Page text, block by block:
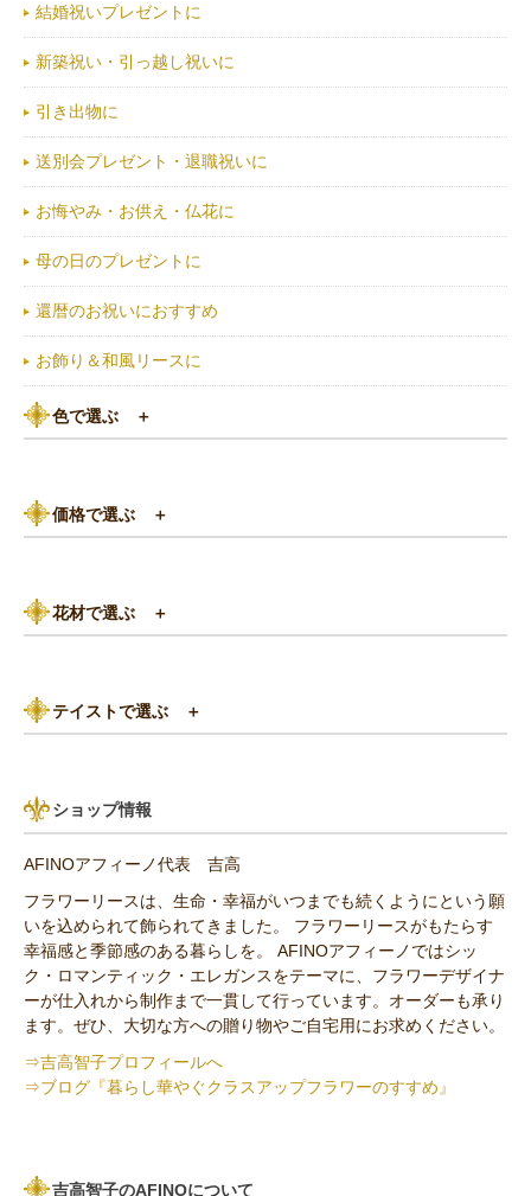
結婚祝いプレゼントに
新築祝い・引っ越し祝いに
引き出物に
送別会プレゼント・退職祝いに
お悔やみ・お供え・仏花に
母の日のプレゼントに
還暦のお祝いにおすすめ
お飾り＆和風リースに
色で選ぶ ＋
黄色・オレンジ系
赤（レッド）系
グリーン（緑色）系
価格で選ぶ ＋
3,000円～5,000円
8,000円～10,000円
花材で選ぶ ＋
あじさい
ひまわり
その他の花材
セミオーダー作品
テイストで選ぶ ＋
アンティーク
ショップ情報
AFINOアフィーノ代表 吉高
フラワーリースは、生命・幸福がいつまでも続くようにという願
いを込められて飾られてきました。 フラワーリースがもたらす
幸福感と季節感のある暮らしを。 AFINOアフィーノではシッ
ク・ロマンティック・エレガンスをテーマに、フラワーデザイナ
ーが仕入れから制作まで一貫して行っています。オーダーも承り
ます。ぜひ、大切な方への贈り物やご自宅用にお求めください。
⇒吉高智子プロフィールへ
⇒ブログ『暮らし華やぐクラスアップフラワーのすすめ』
吉高智子のAFINOについて